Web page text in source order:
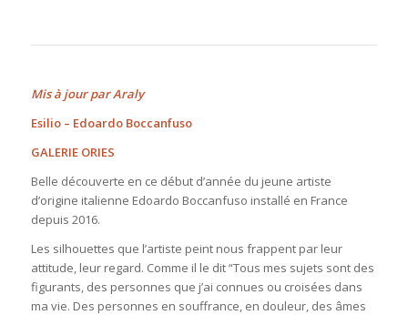
Mis à jour par Araly
Esilio – Edoardo Boccanfuso
GALERIE ORIES
Belle découverte en ce début d’année du jeune artiste
d’origine italienne Edoardo Boccanfuso installé en France
depuis 2016.
Les silhouettes que l’artiste peint nous frappent par leur
attitude, leur regard. Comme il le dit “Tous mes sujets sont des
figurants, des personnes que j’ai connues ou croisées dans
ma vie. Des personnes en souffrance, en douleur, des âmes